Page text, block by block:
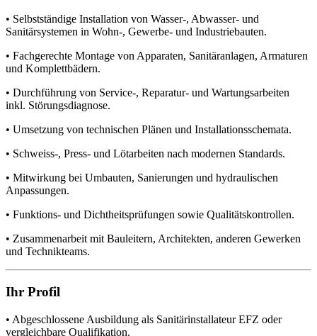
• Selbstständige Installation von Wasser-, Abwasser- und
Sanitärsystemen in Wohn-, Gewerbe- und Industriebauten.
• Fachgerechte Montage von Apparaten, Sanitäranlagen, Armaturen
und Komplettbädern.
• Durchführung von Service-, Reparatur- und Wartungsarbeiten
inkl. Störungsdiagnose.
• Umsetzung von technischen Plänen und Installationsschemata.
• Schweiss-, Press- und Lötarbeiten nach modernen Standards.
• Mitwirkung bei Umbauten, Sanierungen und hydraulischen
Anpassungen.
• Funktions- und Dichtheitsprüfungen sowie Qualitätskontrollen.
• Zusammenarbeit mit Bauleitern, Architekten, anderen Gewerken
und Technikteams.
Ihr Profil
• Abgeschlossene Ausbildung als Sanitärinstallateur EFZ oder
vergleichbare Qualifikation.